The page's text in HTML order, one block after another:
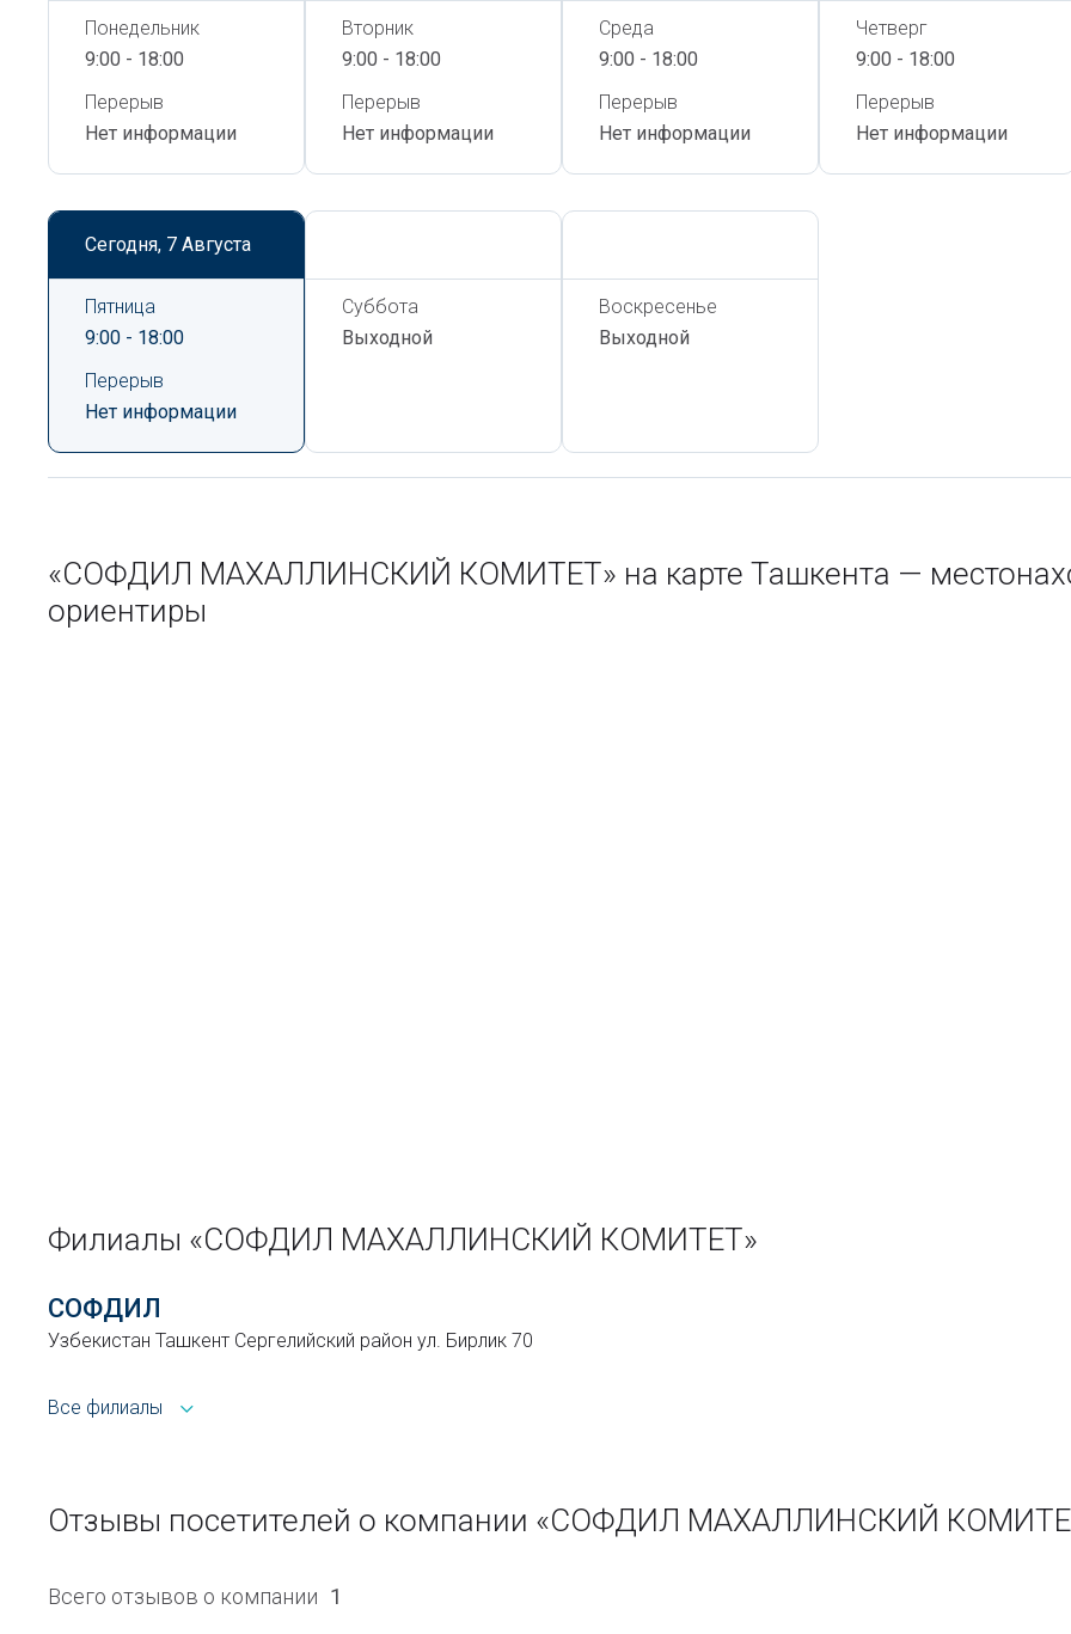
Понедельник
9:00 - 18:00
Перерыв
Нет информации
Вторник
9:00 - 18:00
Перерыв
Нет информации
Среда
9:00 - 18:00
Перерыв
Нет информации
Четверг
9:00 - 18:00
Перерыв
Нет информации
Сегодня, 7 Августа
Пятница
9:00 - 18:00
Перерыв
Нет информации
Суббота
Выходной
Воскресенье
Выходной
«СОФДИЛ МАХАЛЛИНСКИЙ КОМИТЕТ» на карте Ташкента —
ориентиры
Филиалы «СОФДИЛ МАХАЛЛИНСКИЙ КОМИТЕТ»
СОФДИЛ
Узбекистан Ташкент Сергелийский район ул. Бирлик 70
Все филиалы
Отзывы посетителей о компании «СОФДИЛ МАХАЛЛИНСКИЙ
Всего отзывов о компании 1